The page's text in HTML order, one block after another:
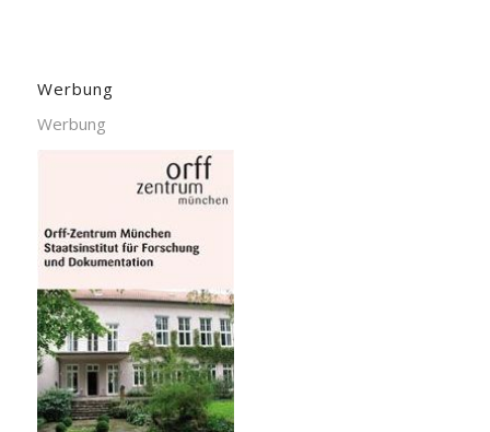
Werbung
Werbung